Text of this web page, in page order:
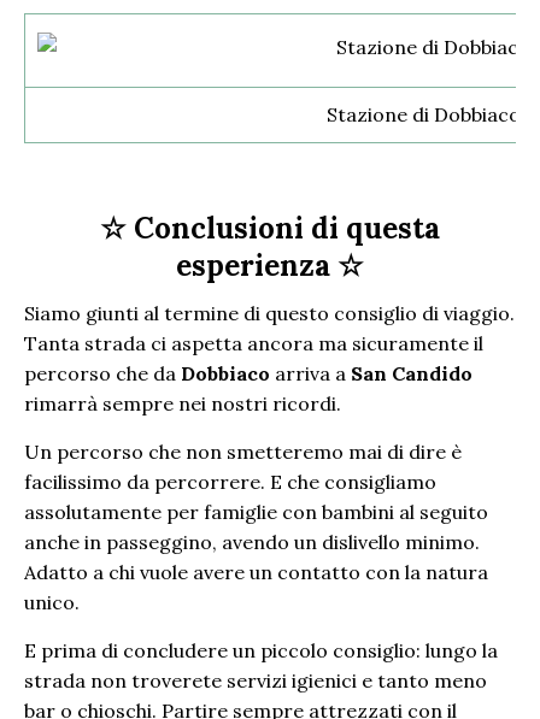
Stazione di Dobbiaco
☆ Conclusioni di questa
esperienza ☆
Siamo giunti al termine di questo consiglio di viaggio.
Tanta strada ci aspetta ancora ma sicuramente il
percorso che da Dobbiaco arriva a San Candido
rimarrà sempre nei nostri ricordi.
Un percorso che non smetteremo mai di dire è
facilissimo da percorrere. E che consigliamo
assolutamente per famiglie con bambini al seguito
anche in passeggino, avendo un dislivello minimo.
Adatto a chi vuole avere un contatto con la natura
unico.
E prima di concludere un piccolo consiglio: lungo la
strada non troverete servizi igienici e tanto meno
bar o chioschi. Partire sempre attrezzati con il